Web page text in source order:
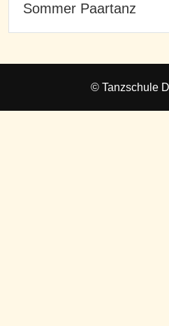
Sommer Paartanz
© Tanzschule